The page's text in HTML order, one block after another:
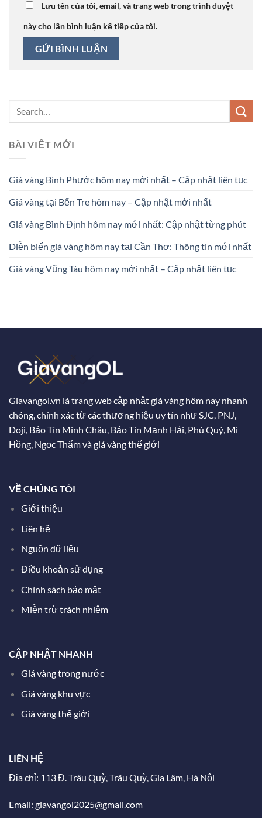
Lưu tên của tôi, email, và trang web trong trình duyệt
này cho lần bình luận kế tiếp của tôi.
BÀI VIẾT MỚI
Giá vàng Bình Phước hôm nay mới nhất – Cập nhật liên tục
Giá vàng tại Bến Tre hôm nay – Cập nhật mới nhất
Giá vàng Bình Định hôm nay mới nhất: Cập nhật từng phút
Diễn biến giá vàng hôm nay tại Cần Thơ: Thông tin mới nhất
Giá vàng Vũng Tàu hôm nay mới nhất – Cập nhật liên tục
Giavangol.vn là trang web cập nhật giá vàng hôm nay nhanh
chóng, chính xác từ các thương hiệu uy tín như SJC, PNJ,
Doji, Bảo Tín Minh Châu, Bảo Tín Mạnh Hải, Phú Quý, Mi
Hồng, Ngọc Thẩm và giá vàng thế giới
VỀ CHÚNG TÔI
Giới thiệu
Liên hệ
Nguồn dữ liệu
Điều khoản sử dụng
Chính sách bảo mật
Miễn trừ trách nhiệm
CẬP NHẬT NHANH
Giá vàng trong nước
Giá vàng khu vực
Giá vàng thế giới
LIÊN HỆ
Địa chỉ: 113 Đ. Trâu Quỳ, Trâu Quỳ, Gia Lâm, Hà Nội
Email: giavangol2025@gmail.com